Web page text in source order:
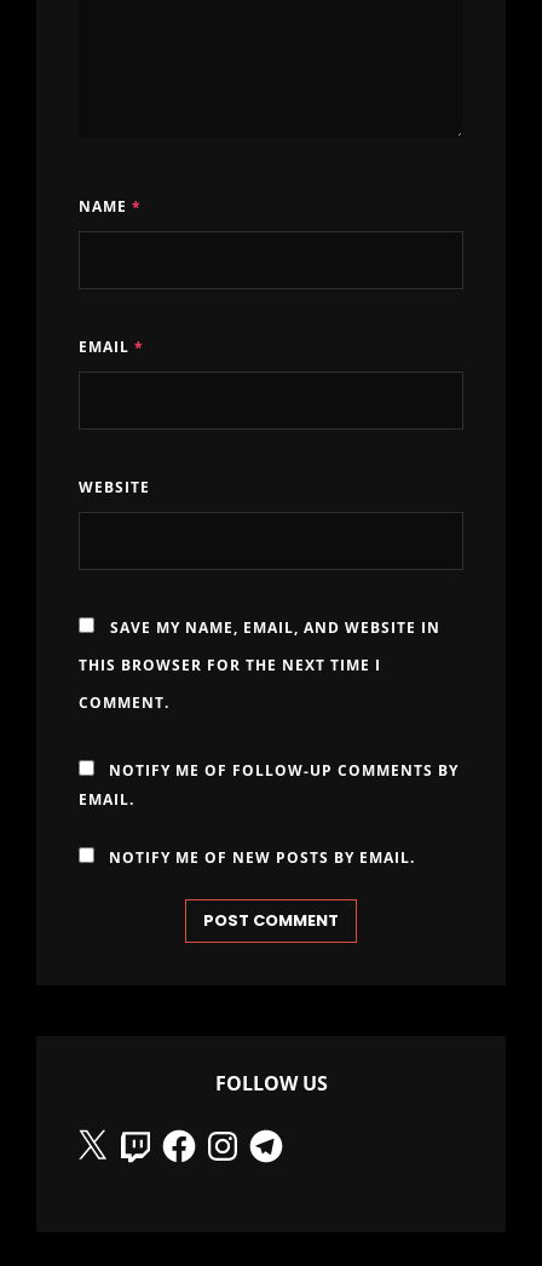
NAME *
EMAIL *
WEBSITE
SAVE MY NAME, EMAIL, AND WEBSITE IN
THIS BROWSER FOR THE NEXT TIME I
COMMENT.
NOTIFY ME OF FOLLOW-UP COMMENTS BY
EMAIL.
NOTIFY ME OF NEW POSTS BY EMAIL.
FOLLOW US
X
TwitchFacebookInstagramTelegram